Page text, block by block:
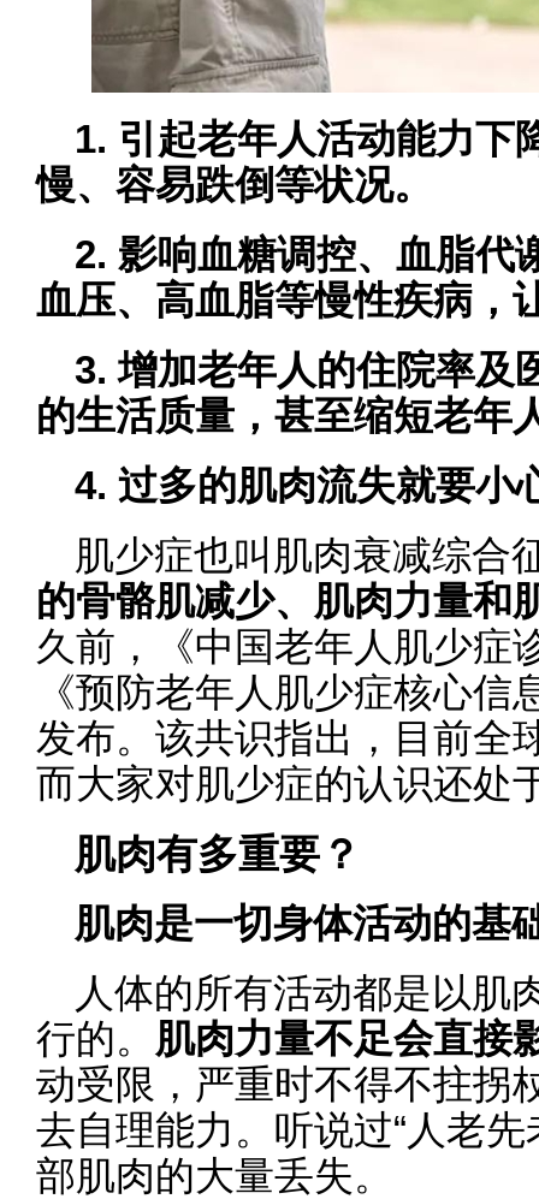
1. 引起老年人活动能力下
慢、容易跌倒等状况。
2. 影响血糖调控、血脂代
血压、高血脂等慢性疾病，
3. 增加老年人的住院率及
的生活质量，甚至缩短老年
4. 过多的肌肉流失就要小
肌少症也叫肌肉衰减综合
的骨骼肌减少、肌肉力量和
久前，《中国老年人肌少症
《预防老年人肌少症核心
发布。该共识指出，目前全
而大家对肌少症的认识还处
肌肉有多重要？
肌肉是一切身体活动的基
人体的所有活动都是以肌
行的。 肌肉力量不足会直接
动受限，严重时不得不拄拐
去自理能力。听说过“人老
部肌肉的大量丢失。